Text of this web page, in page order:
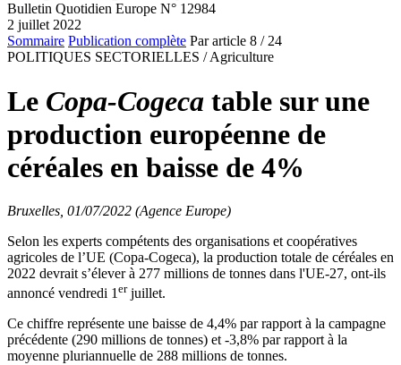
Bulletin Quotidien Europe N° 12984
2 juillet 2022
Sommaire Publication complète Par article 8 / 24
POLITIQUES SECTORIELLES / Agriculture
Le Copa-Cogeca table sur une
production européenne de
céréales en baisse de 4%
Bruxelles, 01/07/2022 (Agence Europe)
Selon les experts compétents des organisations et coopératives
agricoles de l’UE (Copa-Cogeca), la production totale de céréales en
2022 devrait s’élever à 277 millions de tonnes dans l'UE-27, ont-ils
annoncé vendredi 1 erjuillet.
Ce chiffre représente une baisse de 4,4% par rapport à la campagne
précédente (290 millions de tonnes) et -3,8% par rapport à la
moyenne pluriannuelle de 288 millions de tonnes.